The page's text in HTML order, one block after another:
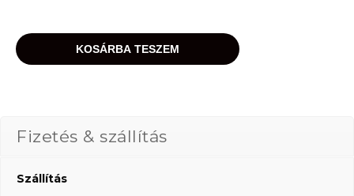
KOSÁRBA TESZEM
Fizetés & szállítás
Szállítás